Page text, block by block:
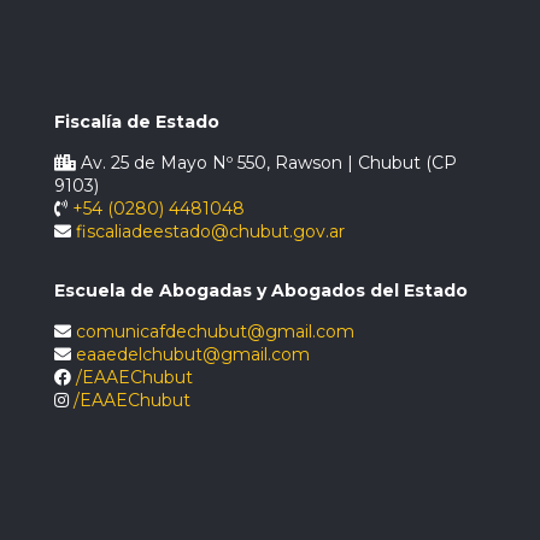
Fiscalía de Estado
Av. 25 de Mayo Nº 550, Rawson | Chubut (CP
9103)
+54 (0280) 4481048
fiscaliadeestado@chubut.gov.ar
Escuela de Abogadas y Abogados del Estado
comunicafdechubut@gmail.com
eaaedelchubut@gmail.com
/EAAEChubut
/EAAEChubut